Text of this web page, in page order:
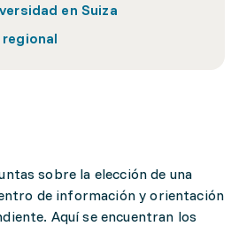
en Suiza
sobre la elección de una
de información y orientación
Aquí se encuentran los